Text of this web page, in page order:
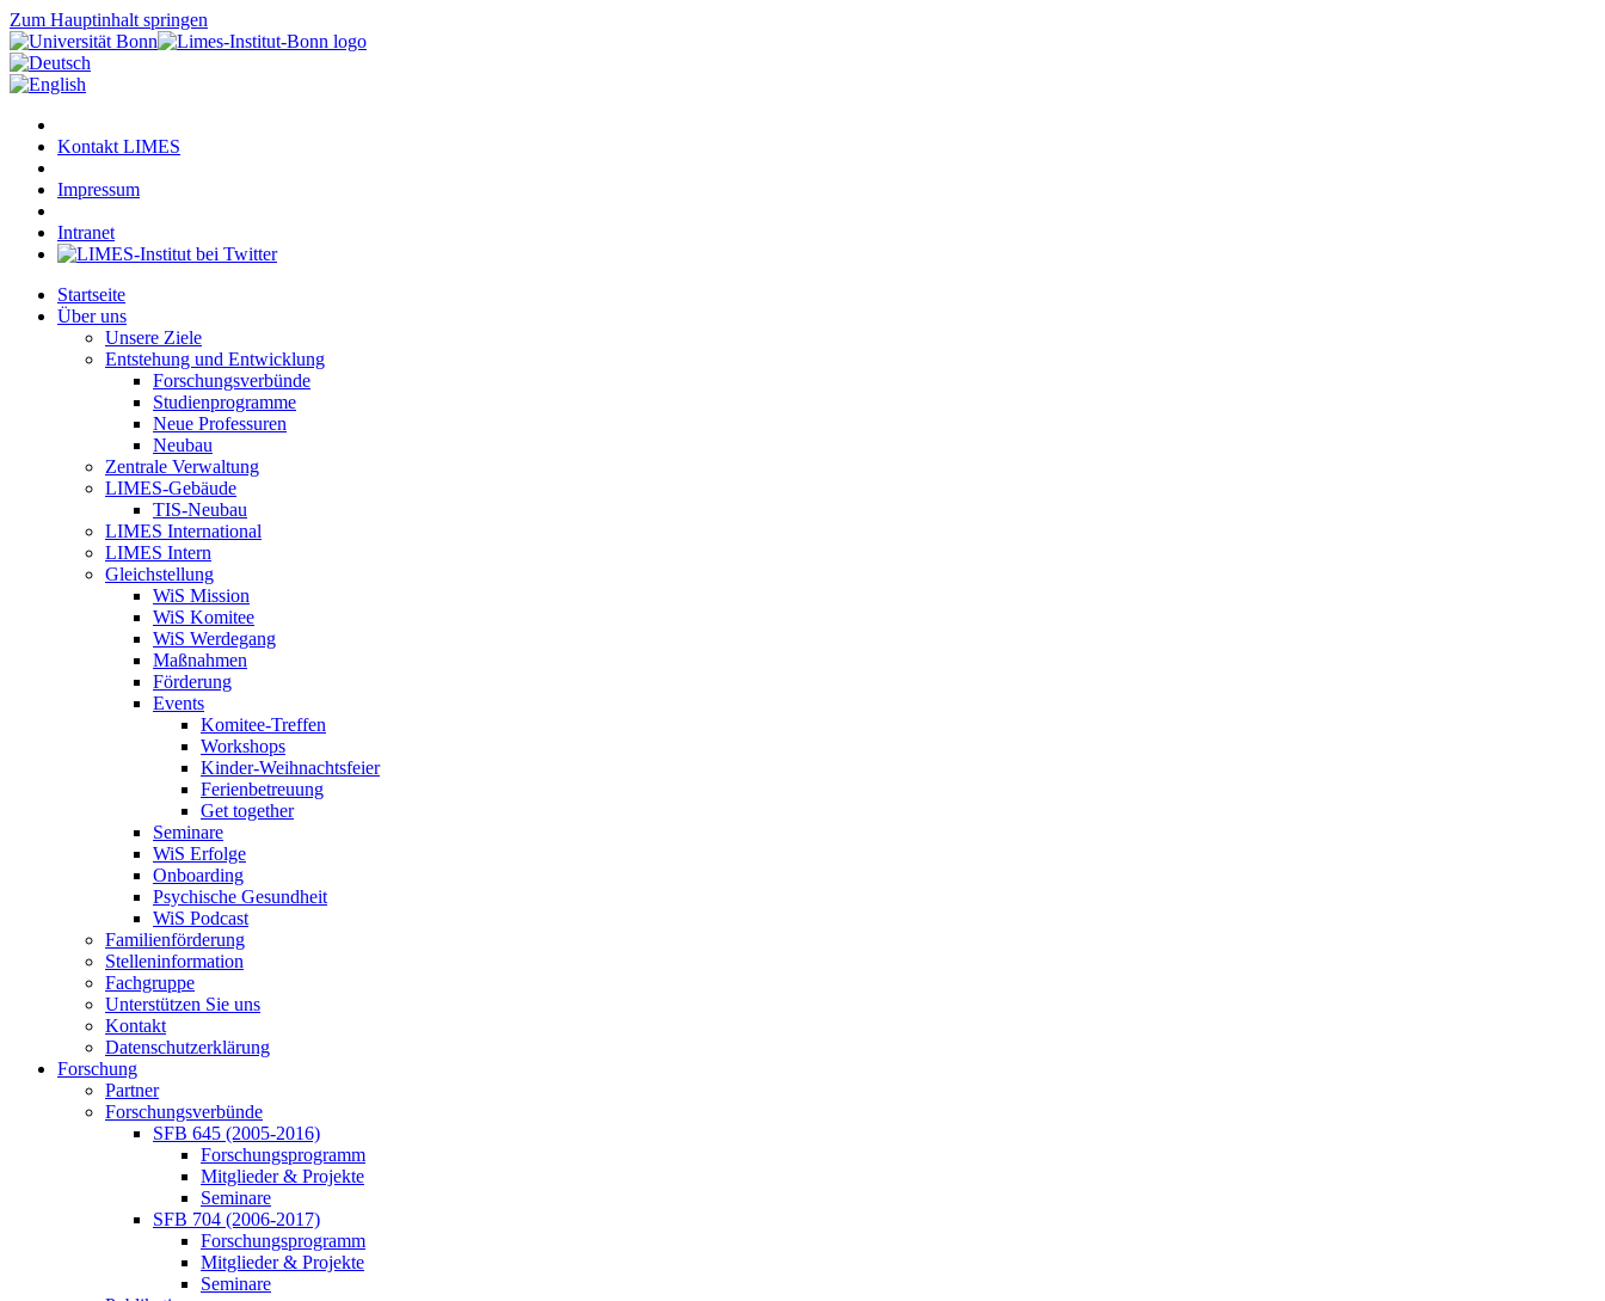
Zum Hauptinhalt springen
Kontakt LIMES
Impressum
Intranet
Startseite
Über uns
Unsere Ziele
Entstehung und Entwicklung
Forschungsverbünde
Studienprogramme
Neue Professuren
Neubau
Zentrale Verwaltung
LIMES-Gebäude
TIS-Neubau
LIMES International
LIMES Intern
Gleichstellung
WiS Mission
WiS Komitee
WiS Werdegang
Maßnahmen
Förderung
Events
Komitee-Treffen
Workshops
Kinder-Weihnachtsfeier
Ferienbetreuung
Get together
Seminare
WiS Erfolge
Onboarding
Psychische Gesundheit
WiS Podcast
Familienförderung
Stelleninformation
Fachgruppe
Unterstützen Sie uns
Kontakt
Datenschutzerklärung
Forschung
Partner
Forschungsverbünde
SFB 645 (2005-2016)
Forschungsprogramm
Mitglieder & Projekte
Seminare
SFB 704 (2006-2017)
Forschungsprogramm
Mitglieder & Projekte
Seminare